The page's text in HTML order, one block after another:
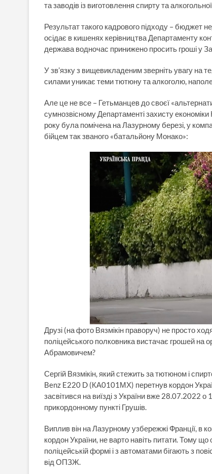
та заводів із виготовлення спирту та
Результат такого кадрового підходу – бюджет
осідає в кишенях керівництва Департаменту
держава водночас принижено просить гроші у
У зв’язку з вищевикладеним зверніть увагу на
силами уникає теми тютюну та алкоголю,
Але це не все – Гетьманцев до своєї
сумнозвісному Департаменті захисту
року була помічена на Лазурному березі, у
бійцем так званого «батальйону Монако»:
Друзі (на фото Вязмікін праворуч) не просто
поліцейського полковника вистачає грошей на
Абрамовичем?
Сергій Вязмікін, який стежить за тютюном і
Benz E220 D (КА0101МХ) перетнув кордон
засвітився на виїзді з України вже 28.07.2022
прикордонному пункті Грушів.
Виплив він на Лазурному узбережжі Франції, в
кордон України, не варто навіть питати. Тому
поліцейській формі і з автоматами бігають з
від ОПЗЖ.